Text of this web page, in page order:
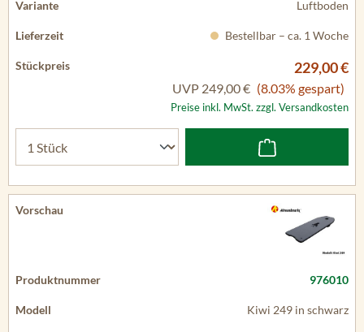
Luftboden
Bestellbar – ca. 1 Woche
229,00 €
UVP 249,00 € (8.03% gespart)
Preise inkl. MwSt. zzgl. Versandkosten
976010
Kiwi 249 in schwarz